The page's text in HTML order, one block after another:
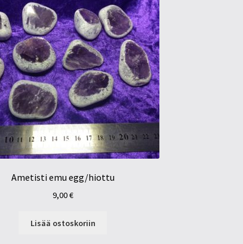
Ametisti emu egg/hiottu
9,00€
Lisää ostoskoriin